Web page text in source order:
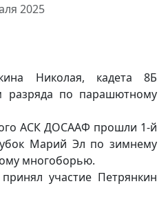
2025
Николая, кадета 8Б
разряда по парашютному
АСК ДОСААФ прошли 1-й
Марий Эл по зимнему
многоборью.
участие Петрянкин